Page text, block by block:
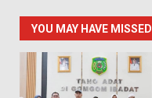
YOU MAY HAVE MISSED